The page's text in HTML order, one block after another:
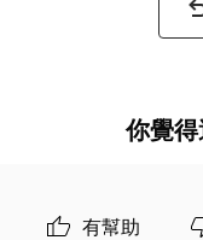
你覺得
有幫助